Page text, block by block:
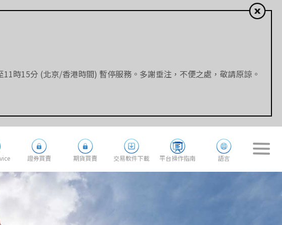
時15分 (北京/香港時間) 暫停服務。多謝垂注，不便之處，敬請原諒。
證券買賣 期貨買賣 交易軟件下載 平台操作指南 語言